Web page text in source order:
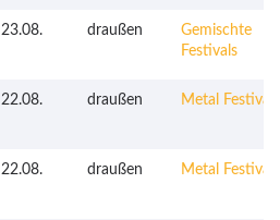
23.08. draußen
Gemischte
Festivals
22.08. draußen Metal Festivals
22.08. draußen Metal Festivals